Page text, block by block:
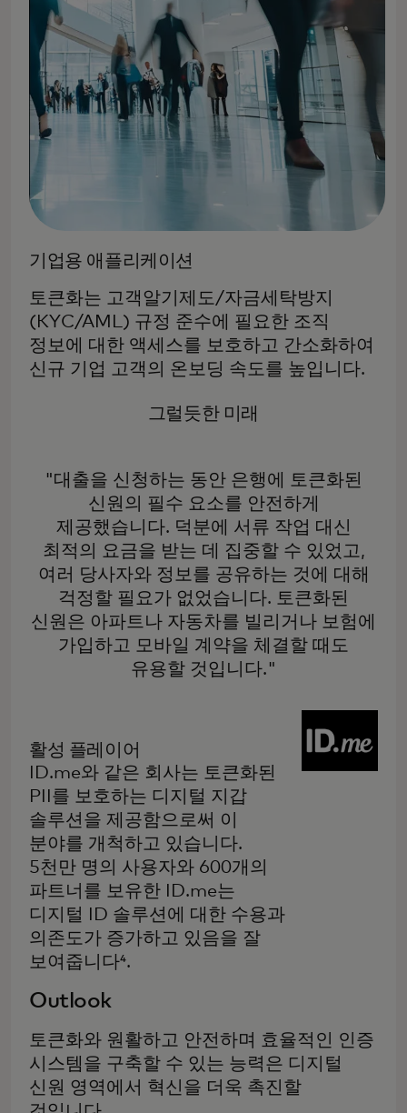
기업용 애플리케이션
토큰화는 고객알기제도/자금세탁방지
(KYC/AML) 규정 준수에 필요한 조직
정보에 대한 액세스를 보호하고 간소화하여
신규 기업 고객의 온보딩 속도를 높입니다.
그럴듯한 미래
"대출을 신청하는 동안 은행에 토큰화된
신원의 필수 요소를 안전하게
제공했습니다. 덕분에 서류 작업 대신
최적의 요금을 받는 데 집중할 수 있었고,
여러 당사자와 정보를 공유하는 것에 대해
걱정할 필요가 없었습니다. 토큰화된
신원은 아파트나 자동차를 빌리거나 보험에
가입하고 모바일 계약을 체결할 때도
유용할 것입니다."
활성 플레이어
ID.me와 같은 회사는 토큰화된
PII를 보호하는 디지털 지갑
솔루션을 제공함으로써 이
분야를 개척하고 있습니다.
5천만 명의 사용자와 600개의
파트너를 보유한 ID.me는
디지털 ID 솔루션에 대한 수용과
의존도가 증가하고 있음을 잘
보여줍니다⁴.
Outlook
토큰화와 원활하고 안전하며 효율적인 인증
시스템을 구축할 수 있는 능력은 디지털
신원 영역에서 혁신을 더욱 촉진할